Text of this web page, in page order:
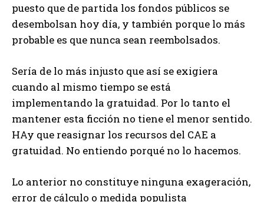
puesto que de partida los fondos públicos se
desembolsan hoy día, y también porque lo más
probable es que nunca sean reembolsados.
Sería de lo más injusto que así se exigiera
cuando al mismo tiempo se está
implementando la gratuidad. Por lo tanto el
mantener esta ficción no tiene el menor sentido.
HAy que reasignar los recursos del CAE a
gratuidad. No entiendo porqué no lo hacemos.
Lo anterior no constituye ninguna exageración,
error de cálculo o medida populista